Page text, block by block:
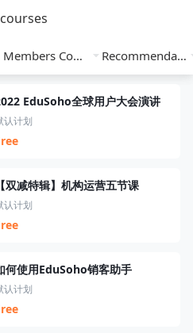
Members Course Recommendation
EduSoho全球用户大会演讲
认计划
【双减特辑】机构运营五节课
认计划
何使用EduSoho销客助手
认计划